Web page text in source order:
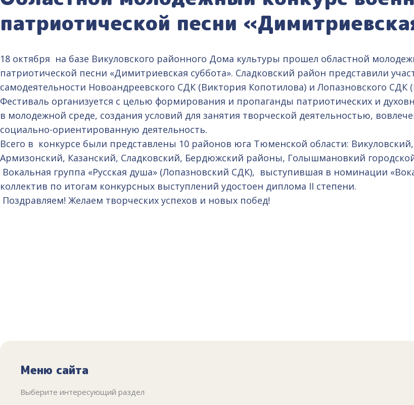
патриотической песни
18 октября на базе Викуловского районного Дома культуры прошел областной
патриотической песни «Димитриевская суббота». Сладковский район представили
самодеятельности Новоандреевского СДК (Виктория Копотилова) и Лопазновского СДК
Фестиваль организуется с целью формирования и пропаганды патриотических и
в молодежной среде, создания условий для занятия творческой деятельностью,
социально-ориентированную деятельность.
Всего в конкурсе были представлены 10 районов юга Тюменской области:
Армизонский, Казанский, Сладковский, Бердюжский районы, Голышмановкий
Вокальная группа «Русская душа» (Лопазновский СДК), выступившая в номинации
коллектив по итогам конкурсных выступлений удостоен диплома II степени.
Поздравляем! Желаем творческих успехов и новых побед!
Меню сайта
Выберите интересующий раздел